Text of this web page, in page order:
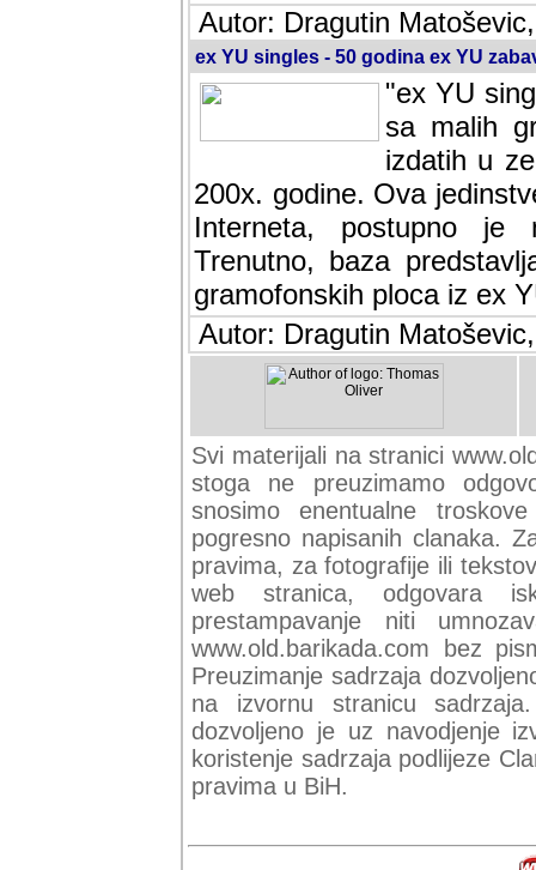
Autor: Dragutin
ex YU singles - 50 godina ex YU
"ex YU
sa malih
izdatih u
200x. godine. Ova
Interneta, postupno je
baza predstavlja
ploca iz ex YU.
Autor: Dragutin
Svi materijali na stranici
stoga ne preuzimamo
snosimo enentualne
pogresno napisanih clanaka.
pravima, za fotografije ili
web stranica, odgovara
prestampavanje niti
www.old.barikada.com bez
Preuzimanje sadrzaja
na izvornu stranicu
dozvoljeno je uz navodjenje
koristenje sadrzaja podlijeze
pravima u BiH.